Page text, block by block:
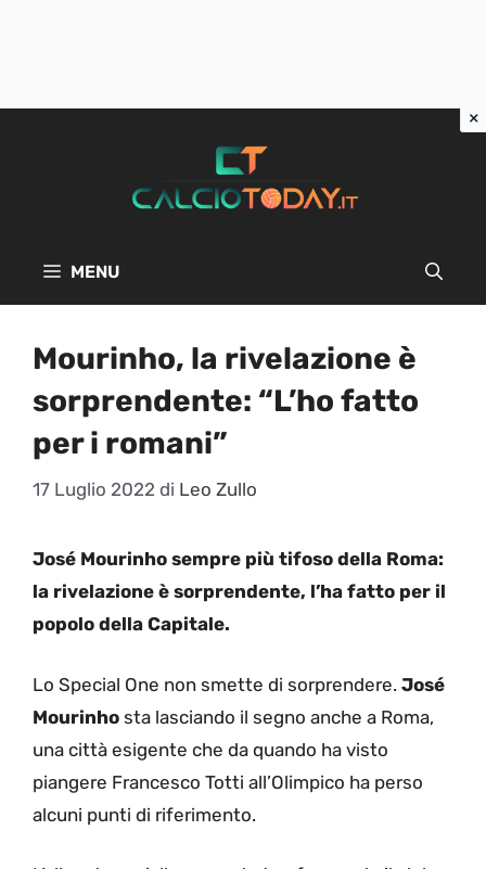
MENU
Mourinho, la rivelazione è
sorprendente: “L’ho fatto
per i romani”
17 Luglio 2022 di Leo Zullo
José Mourinho sempre più tifoso della Roma:
la rivelazione è sorprendente, l’ha fatto per il
popolo della Capitale.
Lo Special One non smette di sorprendere. José
Mourinho sta lasciando il segno anche a Roma,
una città esigente che da quando ha visto
piangere Francesco Totti all’Olimpico ha perso
alcuni punti di riferimento.